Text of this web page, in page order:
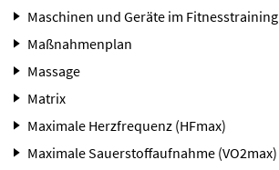
Maschinen und Geräte im Fitnesstraining
Maßnahmenplan
Massage
Matrix
Maximale Herzfrequenz (HFmax)
Maximale Sauerstoffaufnahme (VO2max)